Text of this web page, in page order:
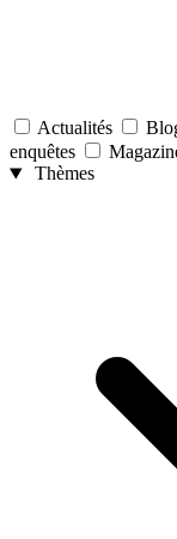
Actualités
enquêtes
Thèmes